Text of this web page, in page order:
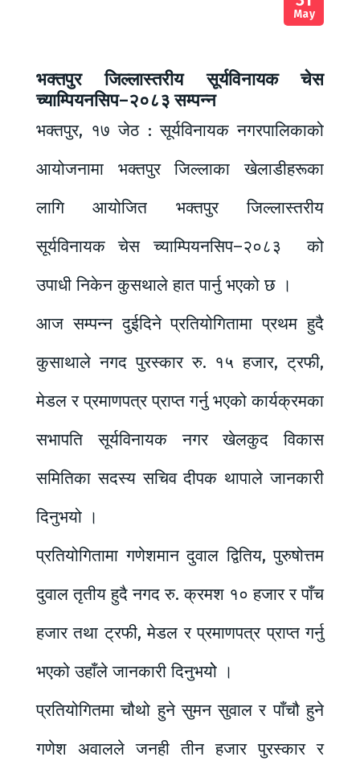
May
भक्तपुर जिल्लास्तरीय सूर्यविनायक चेस
च्याम्पियनसिप–२०८३ सम्पन्न
भक्तपुर, १७ जेठ : सूर्यविनायक नगरपालिकाको
आयोजनामा भक्तपुर जिल्लाका खेलाडीहरूका
लागि आयोजित भक्तपुर जिल्लास्तरीय
सूर्यविनायक चेस च्याम्पियनसिप–२०८३ को
उपाधी निकेन कुसथाले हात पार्नु भएको छ ।
आज सम्पन्न दुईदिने प्रतियोगितामा प्रथम हुदै
कुसाथाले नगद पुरस्कार रु. १५ हजार, ट्रफी,
मेडल र प्रमाणपत्र प्राप्त गर्नु भएको कार्यक्रमका
सभापति सूर्यविनायक नगर खेलकुद विकास
समितिका सदस्य सचिव दीपक थापाले जानकारी
दिनुभयो ।
प्रतियोगितामा गणेशमान दुवाल द्वितिय, पुरुषोत्तम
दुवाल तृतीय हुदै नगद रु. क्रमश १० हजार र पाँच
हजार तथा ट्रफी, मेडल र प्रमाणपत्र प्राप्त गर्नु
भएको उहाँले जानकारी दिनुभयोे ।
प्रतियोगितमा चौथो हुने सुमन सुवाल र पाँचौ हुने
गणेश अवालले जनही तीन हजार पुरस्कार र